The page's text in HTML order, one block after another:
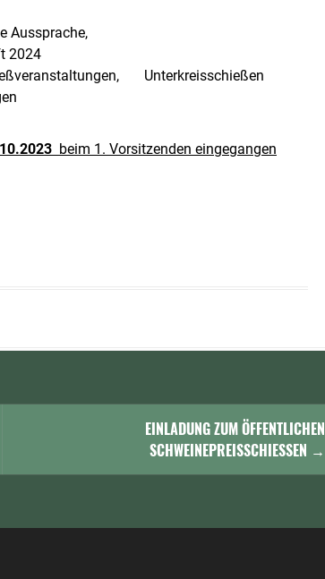
Aussprache,
2024
Unterkreisschießen
beim 1. Vorsitzenden eingegangen
EINLADUNG ZUM ÖFFENTLICHEN
SCHWEINEPREISSCHIESSEN →